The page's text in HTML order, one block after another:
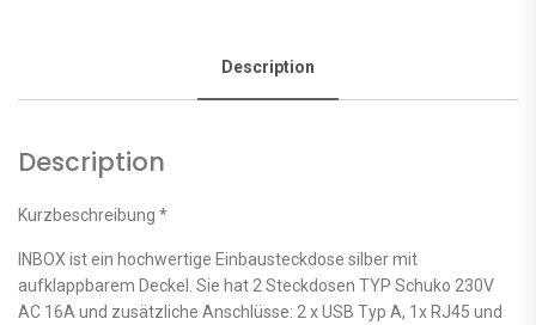
Description
Description
Kurzbeschreibung *
INBOX ist ein hochwertige Einbausteckdose silber mit
aufklappbarem Deckel. Sie hat 2 Steckdosen TYP Schuko 230V
AC 16A und zusätzliche Anschlüsse: 2 x USB Typ A, 1x RJ45 und